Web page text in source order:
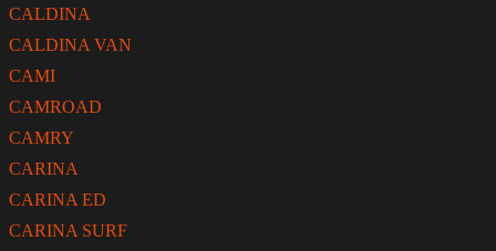
CALDINA
CALDINA VAN
CAMI
CAMROAD
CAMRY
CARINA
CARINA ED
CARINA SURF